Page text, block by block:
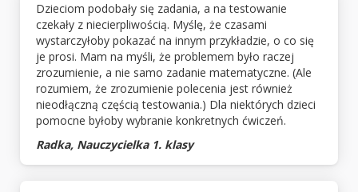
Dzieciom podobały się zadania, a na testowanie
czekały z niecierpliwością. Myślę, że czasami
wystarczyłoby pokazać na innym przykładzie, o co się
je prosi. Mam na myśli, że problemem było raczej
zrozumienie, a nie samo zadanie matematyczne. (Ale
rozumiem, że zrozumienie polecenia jest również
nieodłączną częścią testowania.) Dla niektórych dzieci
pomocne byłoby wybranie konkretnych ćwiczeń.
Radka, Nauczycielka 1. klasy